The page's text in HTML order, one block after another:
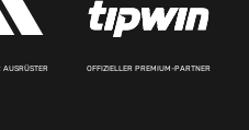
AUSRÜSTER OFFIZIELLER PREMIUM-PARTNER